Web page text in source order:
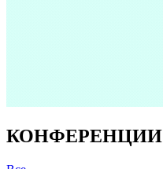
КОНФЕРЕНЦИИ